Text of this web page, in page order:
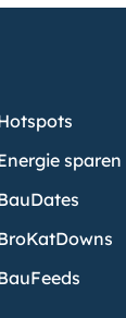
sparen